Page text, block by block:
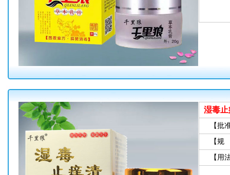
湿毒
【批
【
【用